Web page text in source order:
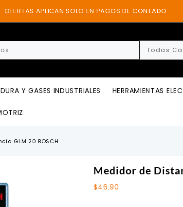
OFERTAS APLICAN SOLO EN PAGOS DE CONTADO
Y GASES INDUSTRIALES HERRAMIENTAS
GLM 20 BOSCH
Medidor de
$46.90